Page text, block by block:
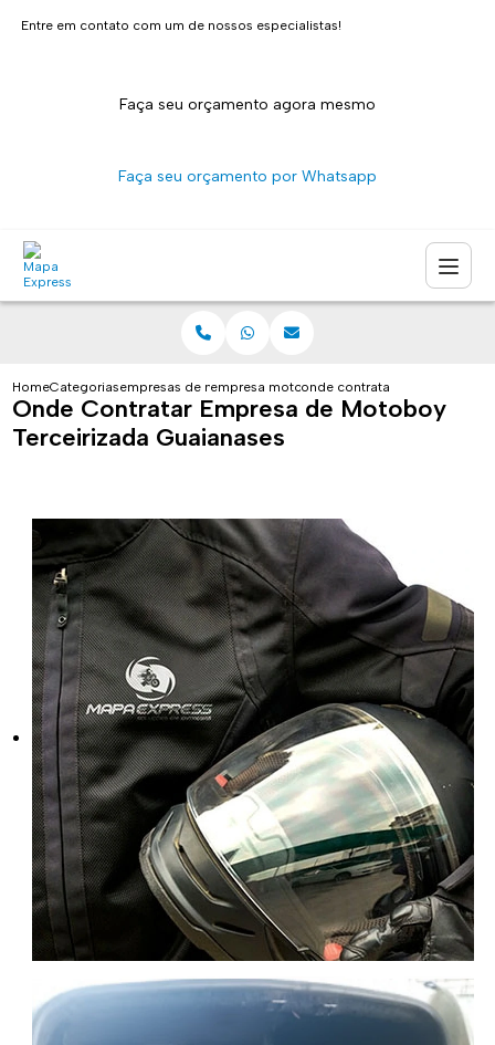
Entre em contato com um de nossos especialistas!
Faça seu orçamento agora mesmo
Faça seu orçamento por Whatsapp
HomeCategoriasempresas de motoboyempresa motoboyonde contratar empresa de
Onde Contratar Empresa de Motoboy
Terceirizada Guaianases